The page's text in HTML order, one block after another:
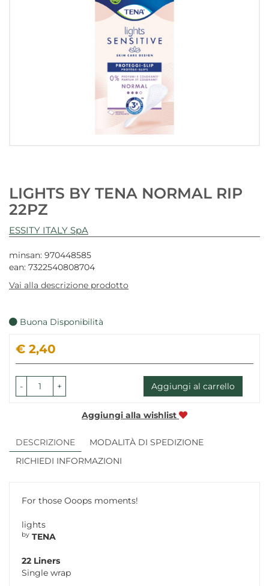
LIGHTS BY TENA NORMAL RIP
22PZ
ESSITY ITALY SpA
minsan: 970448585
ean: 7322540808704
Vai alla descrizione prodotto
Buona Disponibilità
Prezzo
€ 2,40
- + Aggiungi al carrello
Aggiungi alla wishlist
DESCRIZIONE
MODALITÀ DI SPEDIZIONE
RICHIEDI INFORMAZIONI
For those Ooops moments!
lights
by TENA
22 Liners
Single wrap